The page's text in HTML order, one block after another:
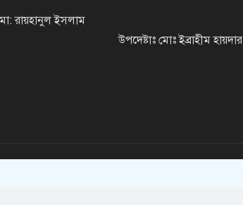
রায়হানুল ইসলাম
উপদেষ্টাঃ মোঃ ইব্রাহীম হায়দার